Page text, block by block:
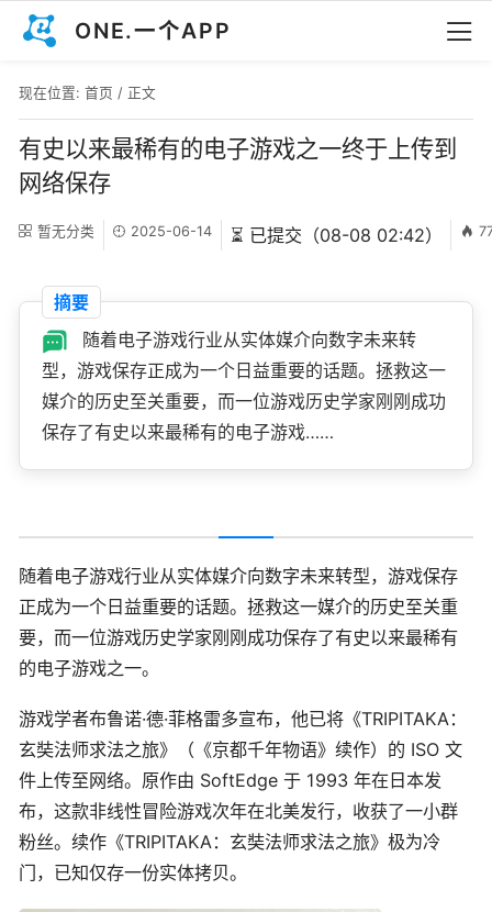
ONE.一个APP
现在位置: 首页 / 正文
有史以来最稀有的电子游戏之一终于上传到
网络保存
暂无分类 2025-06-14 ⏳ 已提交（08-08 02:42）
摘要
随着电子游戏行业从实体媒介向数字未来转
型，游戏保存正成为一个日益重要的话题。拯救这一
媒介的历史至关重要，而一位游戏历史学家刚刚成功
保存了有史以来最稀有的电子游戏……
随着电子游戏行业从实体媒介向数字未来转型，游戏保存
正成为一个日益重要的话题。拯救这一媒介的历史至关重
要，而一位游戏历史学家刚刚成功保存了有史以来最稀有
的电子游戏之一。
游戏学者布鲁诺·德·菲格雷多宣布，他已将《TRIPITAKA：
玄奘法师求法之旅》（《京都千年物语》续作）的 ISO 文
件上传至网络。原作由 SoftEdge 于 1993 年在日本发
布，这款非线性冒险游戏次年在北美发行，收获了一小群
粉丝。续作《TRIPITAKA：玄奘法师求法之旅》极为冷
门，已知仅存一份实体拷贝。